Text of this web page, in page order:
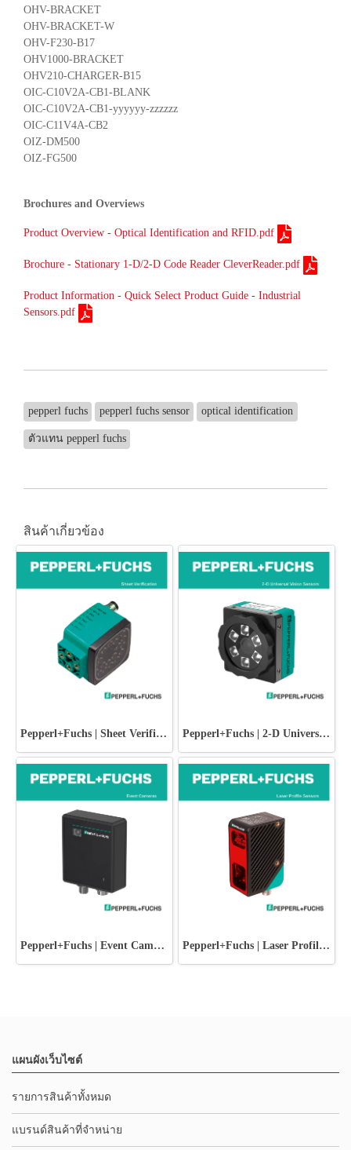
OHV-BRACKET
OHV-BRACKET-W
OHV-F230-B17
OHV1000-BRACKET
OHV210-CHARGER-B15
OIC-C10V2A-CB1-BLANK
OIC-C10V2A-CB1-yyyyyy-zzzzzz
OIC-C11V4A-CB2
OIZ-DM500
OIZ-FG500
Brochures and Overviews
Product Overview - Optical Identification and RFID.pdf
Brochure - Stationary 1-D/2-D Code Reader CleverReader.pdf
Product Information - Quick Select Product Guide - Industrial
Sensors.pdf
pepperl fuchs pepperl fuchs sensor optical identification
ตัวแทน pepperl fuchs
สินค้าเกี่ยวข้อง
Pepperl+Fuchs | Sheet Verification Pepperl+Fuchs | 2-D Universal Vision Sensors
Pepperl+Fuchs | Event Cameras Pepperl+Fuchs | Laser Profile Sensors
แผนผังเว็บไซต์
รายการสินค้าทั้งหมด
แบรนด์สินค้าที่จำหน่าย